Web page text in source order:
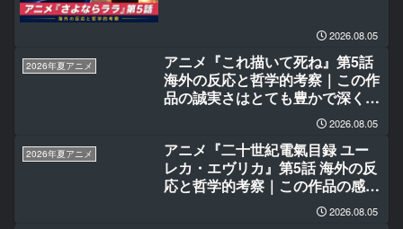
2026.08.05
2026年夏アニメ
アニメ『これ描いて死ね』第5話
海外の反応と哲学的考察｜この作
品の誠実さはとても豊かで深くて
2026.08.05
2026年夏アニメ
アニメ『二十世紀電氣目録 ユー
レカ・エヴリカ』第5話 海外の反
応と哲学的考察｜この作品の感情
的な核は本当に深く響く 2026.08.05